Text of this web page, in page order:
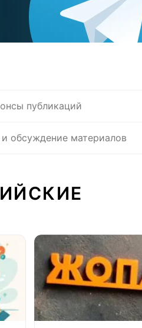
публикаций
обсуждение материалов